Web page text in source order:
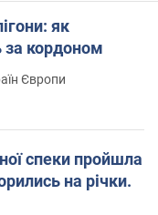
як
за кордоном
Європи
спеки пройшла
на річки.